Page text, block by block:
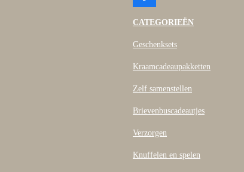
c
b
o
CATEGORIEËN
Geschenksets
Kraamcadeaupakketten
Zelf samenstellen
Brievenbuscadeautjes
Verzorgen
Knuffelen en spelen